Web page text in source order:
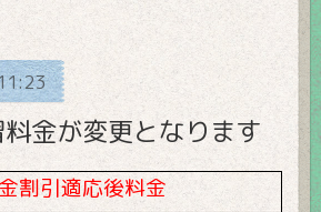
金が変更となります
割引適応後料金